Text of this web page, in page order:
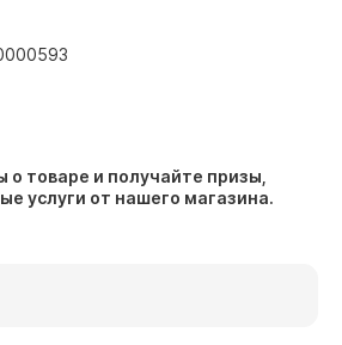
товаре и получайте призы,
услуги от нашего магазина.